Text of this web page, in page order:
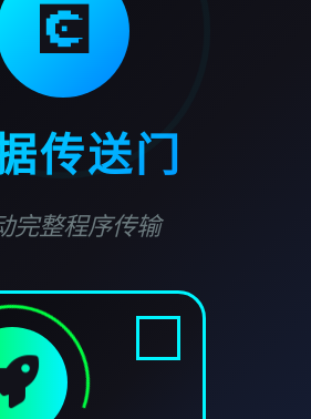
💽
传送门
完整程序传输